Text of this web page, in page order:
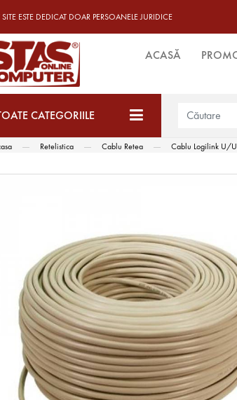
SITE ESTE DEDICAT DOAR PERSOANELE JURIDICE
ACASĂ
CATEGORIILE
Retelistica Cablu Retea Cablu Logilink U/